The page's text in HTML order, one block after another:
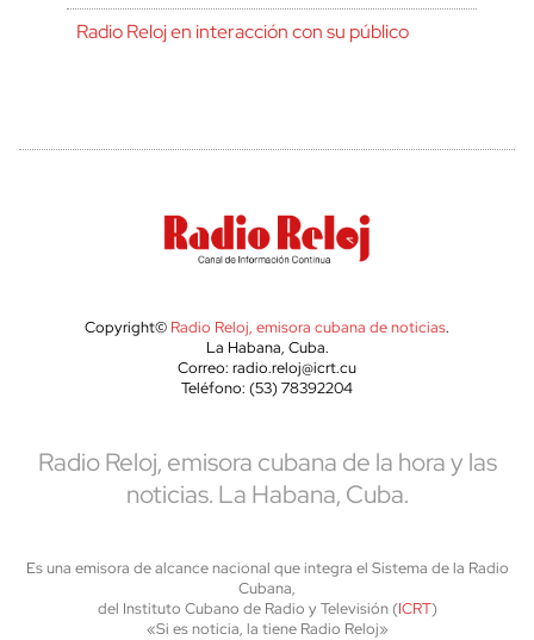
Radio Reloj en interacción con su público
Copyright© Radio Reloj, emisora cubana de noticias.
La Habana, Cuba.
Correo: radio.reloj@icrt.cu
Teléfono: (53) 78392204
Radio Reloj, emisora cubana de la hora y las
noticias. La Habana, Cuba.
Es una emisora de alcance nacional que integra el Sistema de la Radio
Cubana,
del Instituto Cubano de Radio y Televisión (ICRT)
«Si es noticia, la tiene Radio Reloj»